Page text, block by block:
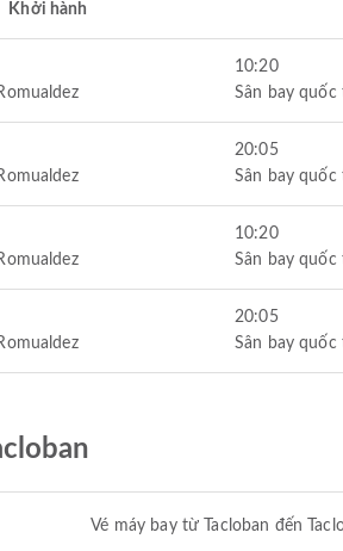
Khởi hành
10:20
Sân bay
20:05
Sân bay
10:20
Sân bay
20:05
Sân bay
Vé máy bay từ Tacloban đến